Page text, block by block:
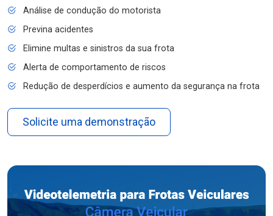
Análise de condução do motorista
Previna acidentes
Elimine multas e sinistros da sua frota
Alerta de comportamento de riscos
Redução de desperdícios e aumento da segurança na frota
Solicite uma demonstração